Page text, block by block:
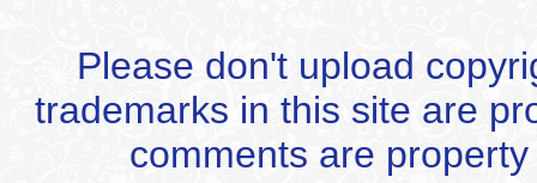
Please don't upload
trademarks in this site are
comments are